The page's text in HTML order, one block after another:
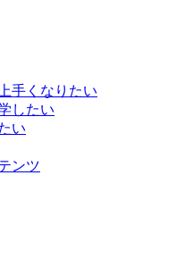
手くなりたい
したい
い
ンツ